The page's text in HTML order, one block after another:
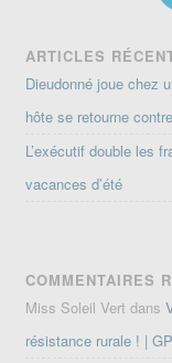
ARTICLES
Dieudonné joue chez
hôte se retourne
L’exécutif double les
vacances d’été
COMMENTAIRES
Miss Soleil Vert dans
résistance rurale ! |